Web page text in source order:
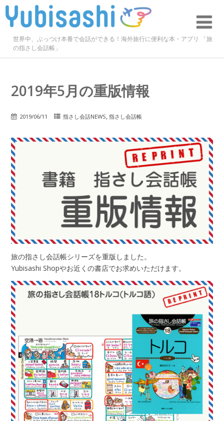
世界中、ぶっつけ本番で会話ができる！海外旅行に便利な本・アプリ 「旅
の指さし会話帳」
2019年5月の重版情報
2019/06/11 指さし会話NEWS, 指さし会話帳
旅の指さし会話帳シリーズを重版しました。
Yubisashi Shopやお近くの書店でお求めいただけます。